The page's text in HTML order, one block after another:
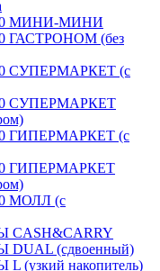
МИНИ-МИНИ
ГАСТРОНОМ (без
СУПЕРМАРКЕТ (с
СУПЕРМАРКЕТ
ГИПЕРМАРКЕТ (с
ГИПЕРМАРКЕТ
МОЛЛ (с
(сдвоенный)
накопитель)